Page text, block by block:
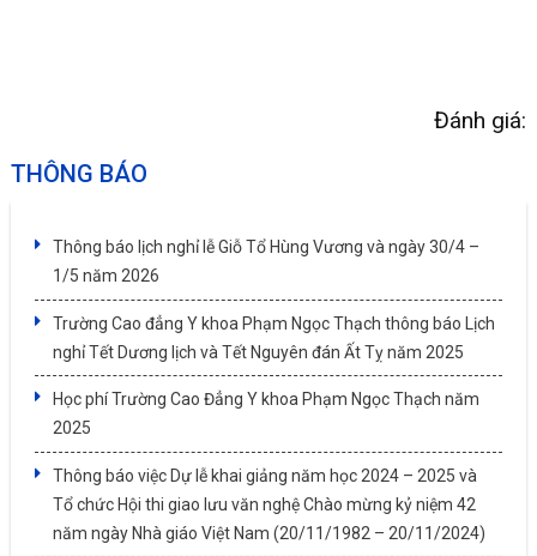
Đánh giá:
THÔNG BÁO
Thông báo lịch nghỉ lễ Giỗ Tổ Hùng Vương và ngày 30/4 –
1/5 năm 2026
Trường Cao đẳng Y khoa Phạm Ngọc Thạch thông báo Lịch
nghỉ Tết Dương lịch và Tết Nguyên đán Ất Tỵ năm 2025
Học phí Trường Cao Đẳng Y khoa Phạm Ngọc Thạch năm
2025
Thông báo việc Dự lễ khai giảng năm học 2024 – 2025 và
Tổ chức Hội thi giao lưu văn nghệ Chào mừng kỷ niệm 42
năm ngày Nhà giáo Việt Nam (20/11/1982 – 20/11/2024)